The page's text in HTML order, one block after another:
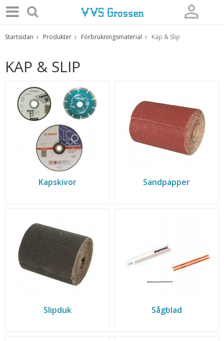
Startsidan Produkter Förbrukningsmaterial Kap & Slip
KAP & SLIP
Kapskivor Sandpapper
Slipduk Sågblad